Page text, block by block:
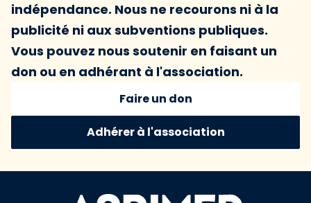
indépendance. Nous ne recourons ni à la
publicité ni aux subventions publiques.
Vous pouvez nous soutenir en faisant un
don ou en adhérant à l'association.
Faire un don
Adhérer à l'association